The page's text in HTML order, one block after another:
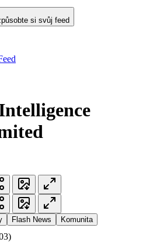
si svůj feed
Flash News Komunita